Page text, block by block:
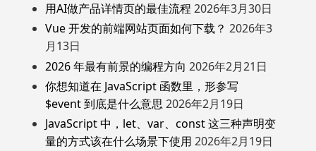
用AI做产品详情页的最佳流程 2026年3月30日
Vue 开发的前端网站页面如何下载？ 2026年3
月13日
2026 年最有前景的编程方向 2026年2月21日
你想知道在 JavaScript 函数里，形参写
$event 到底是什么意思 2026年2月19日
JavaScript 中，let、var、const 这三种声明变
量的方式该在什么场景下使用 2026年2月19日